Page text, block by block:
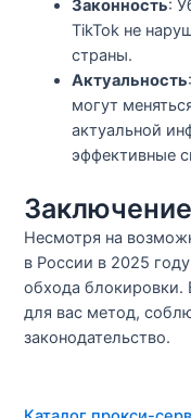
Законность:
TikTok не
страны.
Актуальность
могут
актуальной
эффективные
Заключение
Несмотря на
в России в 2025
обхода
для вас метод,
законодательство.